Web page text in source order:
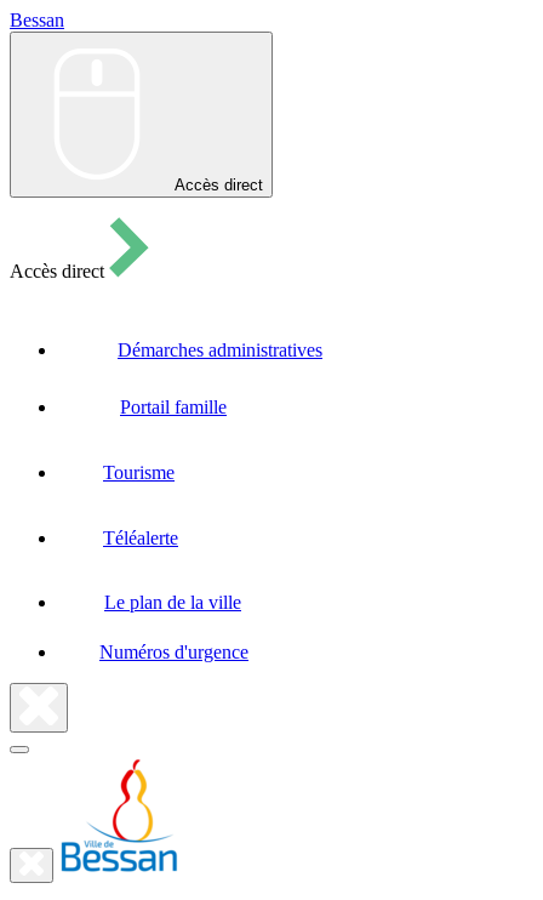
Bessan
Accès direct
Accès direct
Démarches administratives
Portail famille
Tourisme
Téléalerte
Le plan de la ville
Numéros d'urgence
Fermer
Fermer